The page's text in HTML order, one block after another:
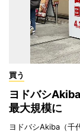
買う
ヨドバシ
最大規模に
ヨドバシAkiba（千